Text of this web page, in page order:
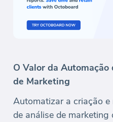
O Valor da
de Marketing
Automatizar a criação e
de análise de